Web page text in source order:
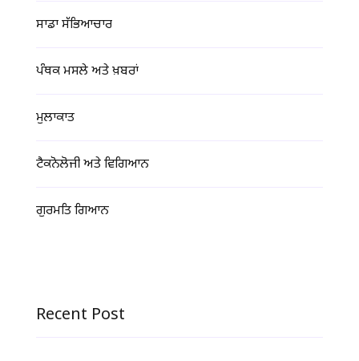
ਸਾਡਾ ਸੱਭਿਆਚਾਰ
ਪੰਥਕ ਮਸਲੇ ਅਤੇ ਖ਼ਬਰਾਂ
ਮੁਲਾਕਾਤ
ਟੈਕਨੋਲੋਜੀ ਅਤੇ ਵਿਗਿਆਨ
ਗੁਰਮਤਿ ਗਿਆਨ
Recent Post